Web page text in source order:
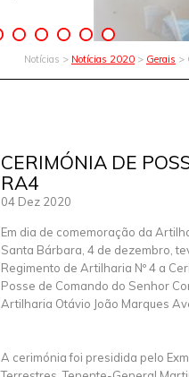
Notícias > Notícias 2020 > Gerais >
CERIMÓNIA DE
RA4
04 Dez 2020
Em dia de comemoração da
Santa Bárbara, 4 de dezembro,
Regimento de Artilharia Nº 4 a
Posse de Comando do Senhor
Artilharia Otávio João Marques
A cerimónia foi presidida pelo